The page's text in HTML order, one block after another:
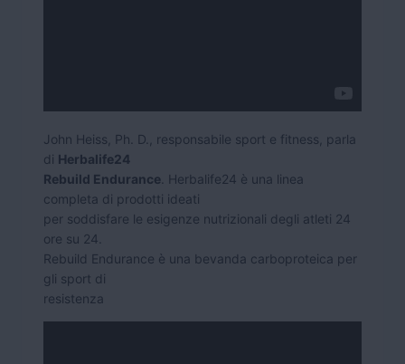
John Heiss, Ph. D., responsabile sport e fitness, parla
di Herbalife24
Rebuild Endurance . Herbalife24 è una linea
completa di prodotti ideati
per soddisfare le esigenze nutrizionali degli atleti 24
ore su 24.
Rebuild Endurance è una bevanda carboproteica per
gli sport di
resistenza